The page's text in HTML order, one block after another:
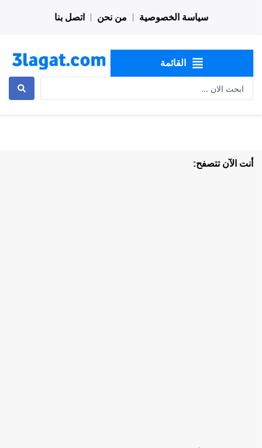
سياسة الخصوصية من نحن اتصل بنا
القائمة
أنت الآن تتصفح: